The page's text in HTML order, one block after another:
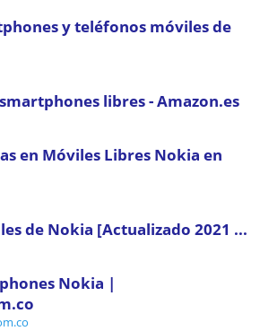
y teléfonos móviles de
libres - Amazon.es
en Móviles Libres Nokia en
de Nokia [Actualizado 2021 ...
Nokia |